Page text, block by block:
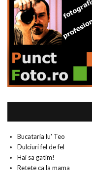
Bucataria lu' Teo
Dulciuri fel de fel
Hai sa gatim!
Retete ca la mama